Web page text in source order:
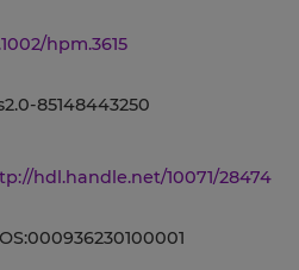
hpm.3615
85148443250
hdl.handle.net/10071/28474